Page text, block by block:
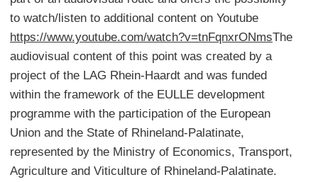
to watch/listen to additional content on Youtube
https://www.youtube.com/watch?v=tnFqnxrONmsThe
audiovisual content of this point was created by a
project of the LAG Rhein-Haardt and was funded
within the framework of the EULLE development
programme with the participation of the European
Union and the State of Rhineland-Palatinate,
represented by the Ministry of Economics, Transport,
Agriculture and Viticulture of Rhineland-Palatinate.